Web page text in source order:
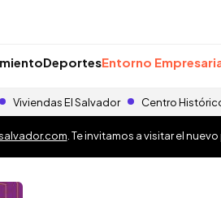
DeportesEntorno
Viviendas El Salvador Centro
. Te invitamos a visitar el